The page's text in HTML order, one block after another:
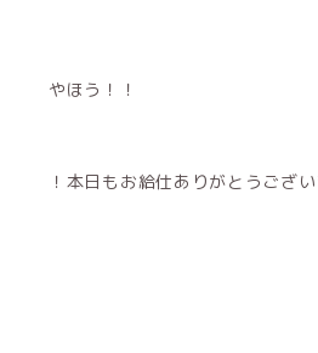
やほう！！
！本日もお給仕ありがとうござい